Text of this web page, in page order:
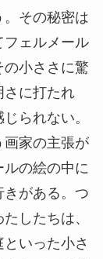
その秘密は
フェルメール
の小ささに驚
さに打たれ
られない。
画家の主張が
の絵の中に
がある。つ
したちは、
いった小さ